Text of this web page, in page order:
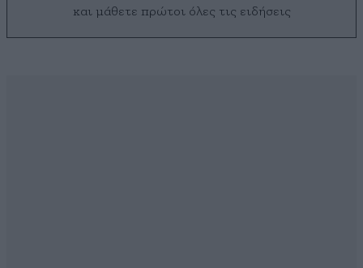
και μάθετε πρώτοι όλες τις ειδήσεις